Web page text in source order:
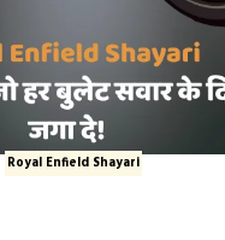
Royal Enfield Shayari